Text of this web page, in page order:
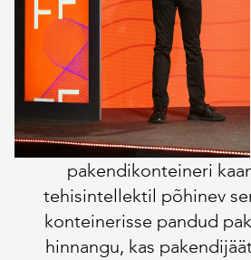
pakendikonteineri
tehisintellektil põhinev
konteinerisse pandud
hinnangu, kas